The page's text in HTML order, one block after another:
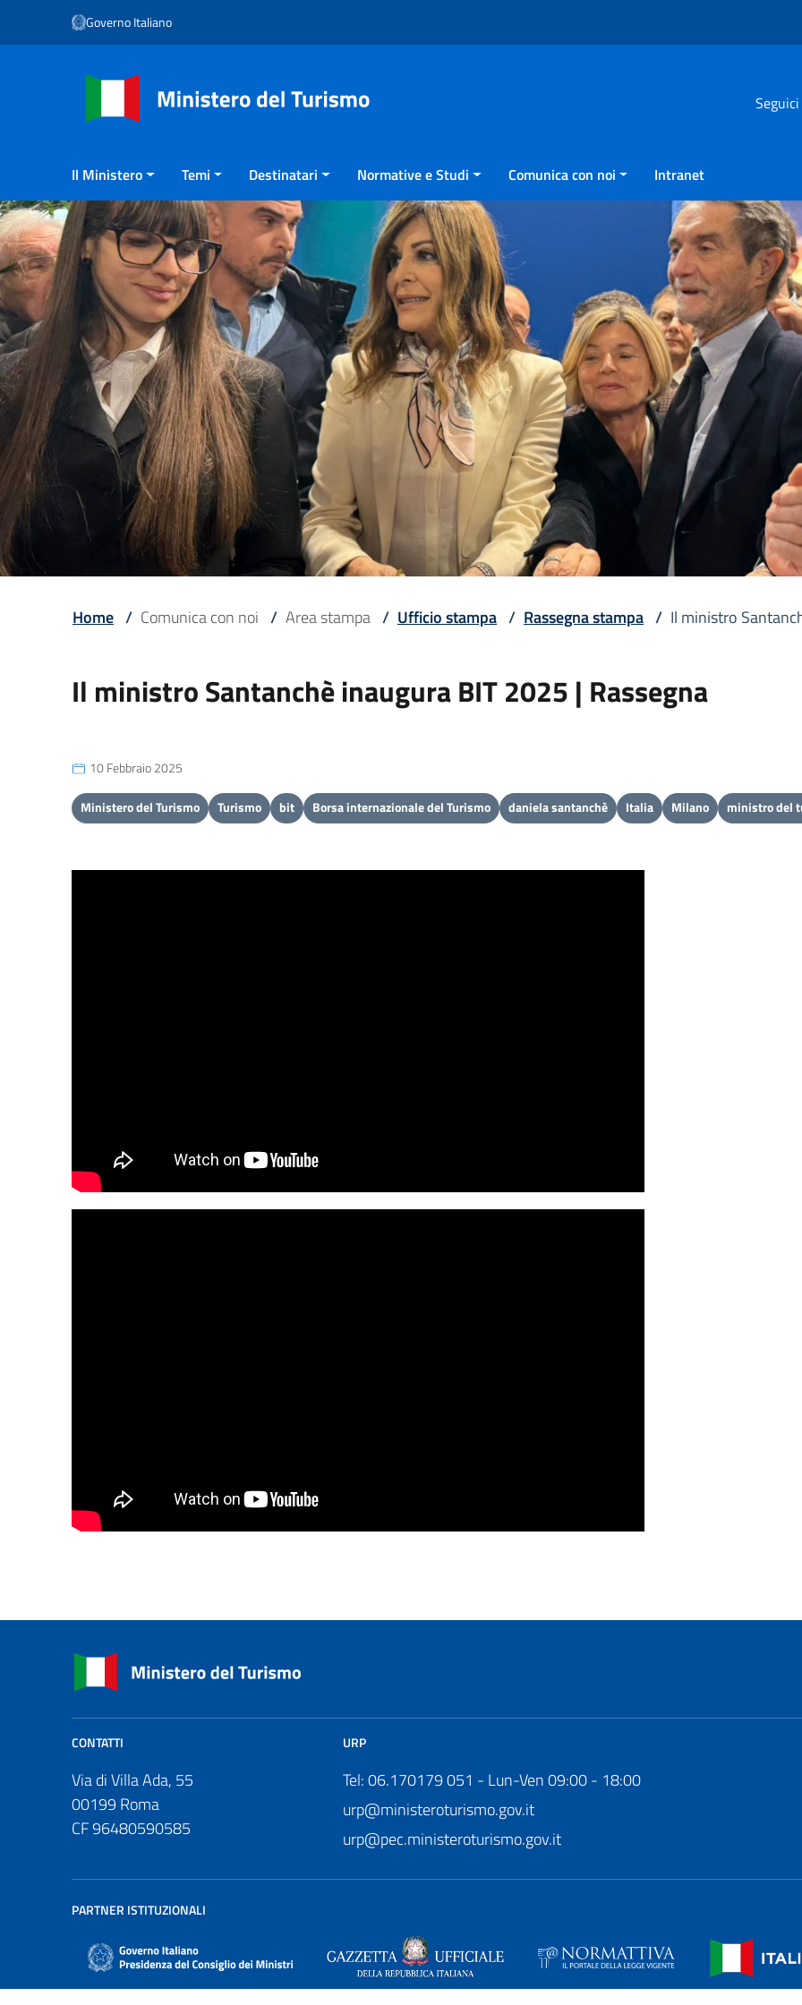
Vai ai contenuti
Vai al menu di navigazione
Governo Italiano
Il Ministero Temi Destinatari Normative e Studi Comunica con noi Intranet
Home / Comunica con noi / Area stampa / Ufficio stampa / Rassegna stampa / Il ministro
Il ministro Santanchè inaugura BIT 2025 | Rassegna
10 Febbraio 2025
Ministero del Turismo Turismo bit Borsa internazionale del Turismo daniela santanchè Italia Milano ministro del
CONTATTI
Via di Villa Ada, 55
00199 Roma
CF 96480590585
URP
Tel: 06.170179 051 - Lun-Ven 09:00 - 18:00
urp@ministeroturismo.gov.it
urp@pec.ministeroturismo.gov.it
PARTNER ISTITUZIONALI